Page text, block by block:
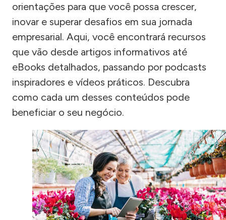
orientações para que você possa crescer,
inovar e superar desafios em sua jornada
empresarial. Aqui, você encontrará recursos
que vão desde artigos informativos até
eBooks detalhados, passando por podcasts
inspiradores e vídeos práticos. Descubra
como cada um desses conteúdos pode
beneficiar o seu negócio.